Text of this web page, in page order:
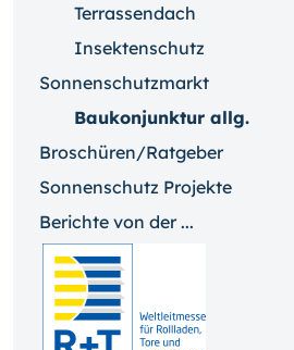
Terrassendach
Insektenschutz
Sonnenschutzmarkt
Baukonjunktur allg.
Broschüren/Ratgeber
Sonnenschutz Projekte
Berichte von der ...